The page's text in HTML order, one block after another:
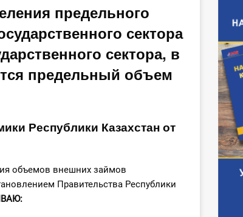
предельного
сектора
сектора, в
предельный объем
Республики Казахстан от
объемов внешних займов
Правительства Республики